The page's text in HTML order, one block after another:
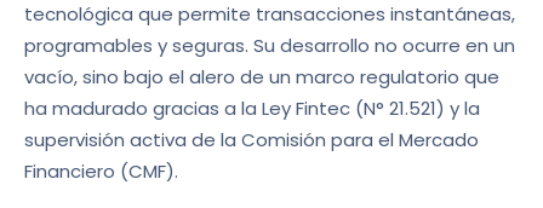
tecnológica que permite transacciones instantáneas,
programables y seguras. Su desarrollo no ocurre en un
vacío, sino bajo el alero de un marco regulatorio que
ha madurado gracias a la Ley Fintec (N° 21.521) y la
supervisión activa de la Comisión para el Mercado
Financiero (CMF).